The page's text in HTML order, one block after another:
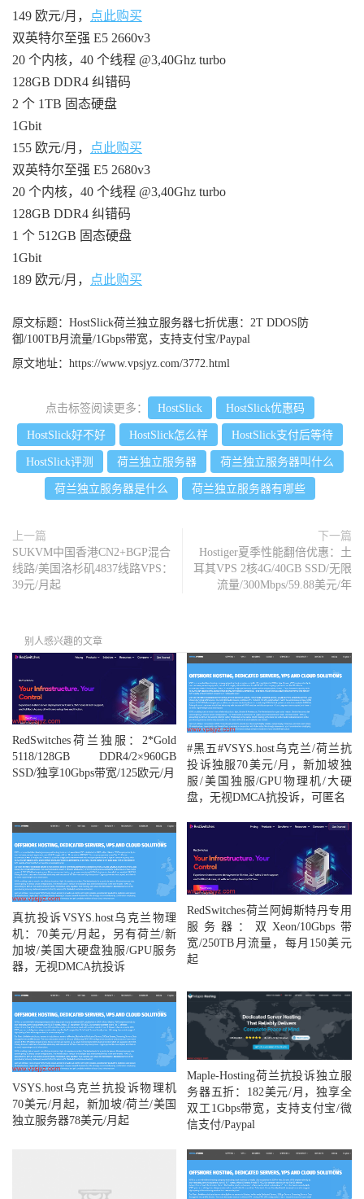
149 欧元/月，
点此购买
双英特尔至强 E5 2660v3
20 个内核，40 个线程 @3,40Ghz turbo
128GB DDR4 纠错码
2 个 1TB 固态硬盘
1Gbit
155 欧元/月，
点此购买
双英特尔至强 E5 2680v3
20 个内核，40 个线程 @3,40Ghz turbo
128GB DDR4 纠错码
1 个 512GB 固态硬盘
1Gbit
189 欧元/月，
点此购买
原文标题： HostSlick荷兰独立服务器七折优惠：2T DDOS防
御/100TB月流量/1Gbps带宽，支持支付宝/Paypal
原文地址： https://www.vpsjyz.com/3772.html
点击标签阅读更多： HostSlick HostSlick优惠码
HostSlick好不好 HostSlick怎么样 HostSlick支付后等待
HostSlick评测 荷兰独立服务器 荷兰独立服务器叫什么
荷兰独立服务器是什么 荷兰独立服务器有哪些
上一篇
SUKVM中国香港CN2+BGP混合
线路/美国洛杉矶4837线路VPS：
39元/月起
下一篇
Hostiger夏季性能翻倍优惠：土
耳其VPS 2核4G/40GB SSD/无限
流量/300Mbps/59.88美元/年
别人感兴趣的文章
RedSwitches荷兰独服：2*Gold
5118/128GB DDR4/2×960GB
SSD/独享10Gbps带宽/125欧元/月
#黑五#VSYS.host乌克兰/荷兰抗
投诉独服70美元/月，新加坡独
服/美国独服/GPU物理机/大硬
盘，无视DMCA抗投诉，可匿名
真抗投诉VSYS.host乌克兰物理
机：70美元/月起，另有荷兰/新
加坡/美国大硬盘独服/GPU服务
器，无视DMCA抗投诉
RedSwitches荷兰阿姆斯特丹专用
服务器：双Xeon/10Gbps带
宽/250TB月流量，每月150美元
起
VSYS.host乌克兰抗投诉物理机
70美元/月起，新加坡/荷兰/美国
独立服务器78美元/月起
Maple-Hosting荷兰抗投诉独立服
务器五折：182美元/月，独享全
双工1Gbps带宽，支持支付宝/微
信支付/Paypal